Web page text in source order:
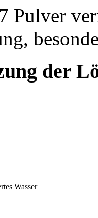
Pulver
der
Wasser